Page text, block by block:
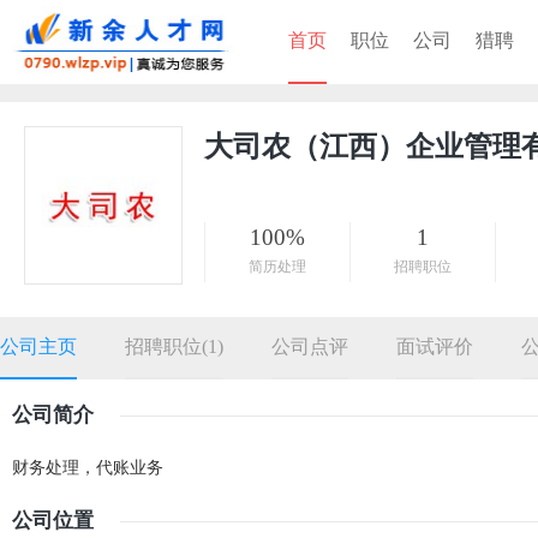
首页 职位 公司 猎聘
大司农（江西）企业管理
100%
简历处理
1
招聘职位
公司主页 招聘职位(1) 公司点评 面试评价
公司简介
财务处理，代账业务
公司位置